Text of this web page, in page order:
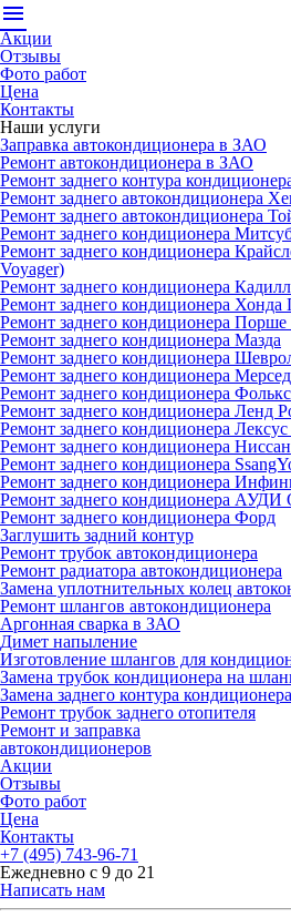
menu
Акции
Отзывы
Фото работ
Цена
Контакты
Наши услуги
Заправка автокондиционера в ЗАО
Ремонт автокондиционера в ЗАО
Ремонт заднего контура
Ремонт заднего автокондиционера
Ремонт заднего автокондиционера
Ремонт заднего кондиционера
Ремонт заднего кондиционера
Voyager)
Ремонт заднего кондиционера
Ремонт заднего кондиционера Хонда
Ремонт заднего кондиционера
Ремонт заднего кондиционера Мазда
Ремонт заднего кондиционера
Ремонт заднего кондиционера
Ремонт заднего кондиционера
Ремонт заднего кондиционера Ленд
Ремонт заднего кондиционера
Ремонт заднего кондиционера Ниссан
Ремонт заднего кондиционера
Ремонт заднего кондиционера
Ремонт заднего кондиционера АУДИ
Ремонт заднего кондиционера Форд
Заглушить задний контур
Ремонт трубок автокондиционера
Ремонт радиатора автокондиционера
Замена уплотнительных колец
Ремонт шлангов автокондиционера
Аргонная сварка в ЗАО
Димет напыление
Изготовление шлангов для
Замена трубок кондиционера на
Замена заднего контура
Ремонт трубок заднего отопителя
Ремонт и заправка
автокондиционеров
Акции
Отзывы
Фото работ
Цена
Контакты
+7 (495) 743-96-71
Ежедневно с 9 до 21
Написать нам